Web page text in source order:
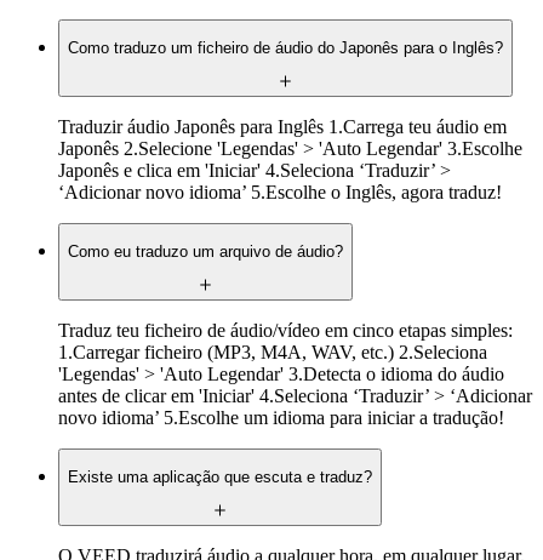
Como traduzo um ficheiro de áudio do Japonês para o Inglês?
Traduzir áudio Japonês para Inglês 1.Carrega teu áudio em
Japonês 2.Selecione 'Legendas' > 'Auto Legendar' 3.Escolhe
Japonês e clica em 'Iniciar' 4.Seleciona ‘Traduzir’ >
‘Adicionar novo idioma’ 5.Escolhe o Inglês, agora traduz!
Como eu traduzo um arquivo de áudio?
Traduz teu ficheiro de áudio/vídeo em cinco etapas simples:
1.Carregar ficheiro (MP3, M4A, WAV, etc.) 2.Seleciona
'Legendas' > 'Auto Legendar' 3.Detecta o idioma do áudio
antes de clicar em 'Iniciar' 4.Seleciona ‘Traduzir’ > ‘Adicionar
novo idioma’ 5.Escolhe um idioma para iniciar a tradução!
Existe uma aplicação que escuta e traduz?
O VEED traduzirá áudio a qualquer hora, em qualquer lugar,